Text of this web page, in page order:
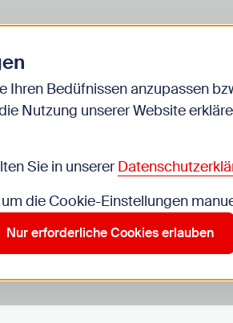
“Kinder”
Ihren Bedüfnissen anzupassen
Nutzung unserer Website
Sie in unserer
die Cookie-Einstellungen
Nur erforderliche Cookies erlauben